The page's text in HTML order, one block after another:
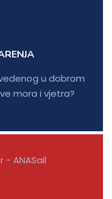
u dobrom
mora i vjetra?